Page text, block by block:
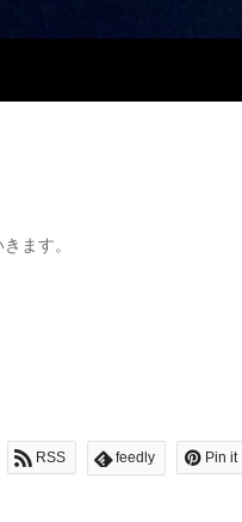
ます。
RSS feedly Pin it